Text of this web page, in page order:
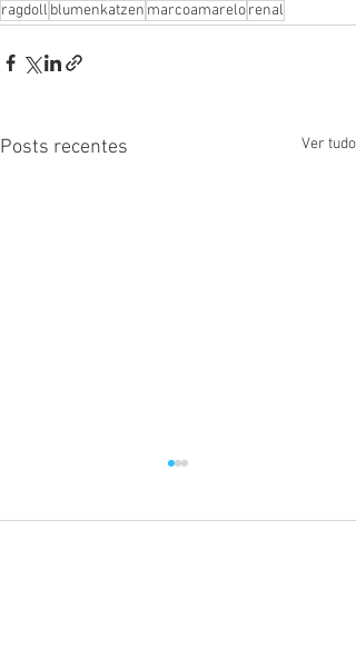
ragdoll blumenkatzen marcoamarelorenal
Posts recentes Ver tudo